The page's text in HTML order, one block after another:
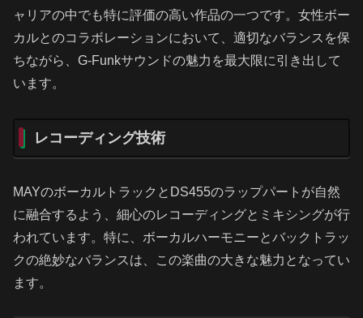
ャリアの中でも特に評価の高い作品の一つです。女性ボー
カルとのコラボレーションにおいて、適切なバランスを保
ちながら、G-Funkサウンドの魅力を最大限に引き出して
います。
レコーディング技術
MAYのボーカルトラックとDS455のラップパートが自然
に融合するよう、細心のレコーディングとミキシングが行
われています。特に、ボーカルハーモニーとバックトラッ
クの絶妙なバランスは、この楽曲の大きな魅力となってい
ます。